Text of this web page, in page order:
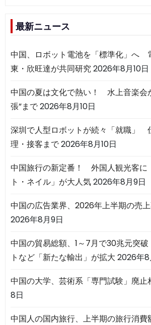
最新ニュース
中国、ロボット電池を「標準化」へ
東・欣旺達が共同研究2026年8月10日
中国の夏は文化で熱い！ 水上音楽会
張”まで2026年8月10日
深圳で人型ロボットが続々「就職」
理・接客まで2026年8月10日
中国旅行の新定番！ 外国人観光客に
ト・ネイル」が大人気2026年8月9日
中国の広告業界、2026年上半期の売
2026年8月9日
中国の貿易総額、1～7月で30兆元突
トなど「新たな輸出」が拡大 2026年8
中国の大学、芸術系「専門試験」廃止
8日
中国人の国内旅行、上半期の旅行消